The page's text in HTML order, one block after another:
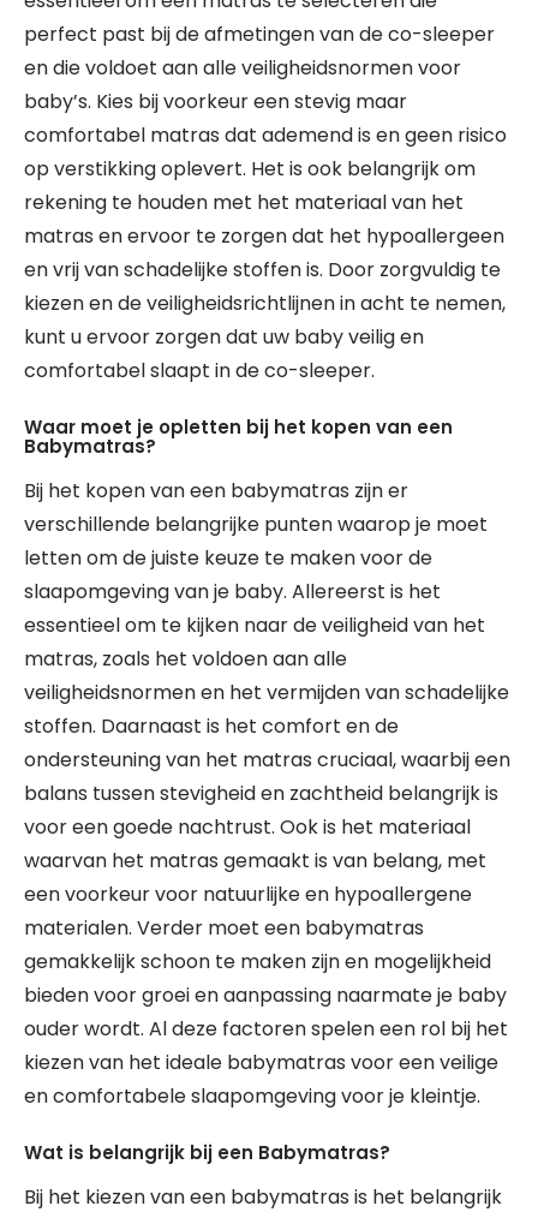
perfect past bij de afmetingen van de co-sleeper
en die voldoet aan alle veiligheidsnormen voor
baby’s. Kies bij voorkeur een stevig maar
comfortabel matras dat ademend is en geen risico
op verstikking oplevert. Het is ook belangrijk om
rekening te houden met het materiaal van het
matras en ervoor te zorgen dat het hypoallergeen
en vrij van schadelijke stoffen is. Door zorgvuldig te
kiezen en de veiligheidsrichtlijnen in acht te nemen,
kunt u ervoor zorgen dat uw baby veilig en
comfortabel slaapt in de co-sleeper.
Waar moet je opletten bij het kopen van een
Babymatras?
Bij het kopen van een babymatras zijn er
verschillende belangrijke punten waarop je moet
letten om de juiste keuze te maken voor de
slaapomgeving van je baby. Allereerst is het
essentieel om te kijken naar de veiligheid van het
matras, zoals het voldoen aan alle
veiligheidsnormen en het vermijden van schadelijke
stoffen. Daarnaast is het comfort en de
ondersteuning van het matras cruciaal, waarbij een
balans tussen stevigheid en zachtheid belangrijk is
voor een goede nachtrust. Ook is het materiaal
waarvan het matras gemaakt is van belang, met
een voorkeur voor natuurlijke en hypoallergene
materialen. Verder moet een babymatras
gemakkelijk schoon te maken zijn en mogelijkheid
bieden voor groei en aanpassing naarmate je baby
ouder wordt. Al deze factoren spelen een rol bij het
kiezen van het ideale babymatras voor een veilige
en comfortabele slaapomgeving voor je kleintje.
Wat is belangrijk bij een Babymatras?
Bij het kiezen van een babymatras is het belangrijk